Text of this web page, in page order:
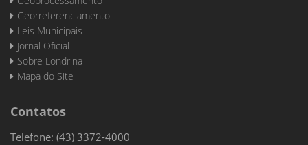
Georreferenciamento
Leis Municipais
Jornal Oficial
Sobre Londrina
Mapa do Site
Contatos
Telefone: (43) 3372-4000